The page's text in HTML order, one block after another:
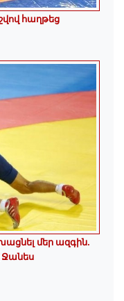
հաղթեց
մեր ազգին.
Ջանես